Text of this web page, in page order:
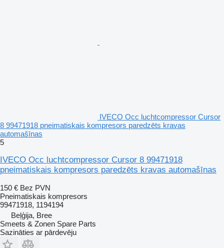
IVECO Occ luchtcompressor Cursor
8 99471918 pneimatiskais kompresors paredzēts kravas
automašīnas
5
IVECO Occ luchtcompressor Cursor 8 99471918
pneimatiskais kompresors paredzēts kravas automašīnas
150 € Bez PVN
Pneimatiskais kompresors
99471918, 1194194
Beļģija, Bree
Smeets & Zonen Spare Parts
Sazināties ar pārdevēju